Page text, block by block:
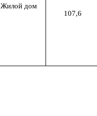
Жилой дом
107,6